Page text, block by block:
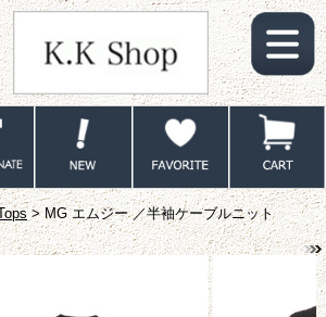
> MG エムジー ／半袖ケーブルニット